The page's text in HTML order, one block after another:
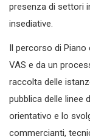
presenza di settori
insediative.
Il percorso di
VAS e da un
raccolta delle
pubblica delle linee
orientativo e lo
commercianti,